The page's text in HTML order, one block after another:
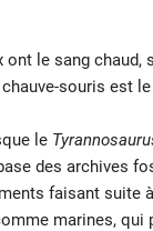
ont le sang
souris est
le
des archives
faisant suite à
marines,